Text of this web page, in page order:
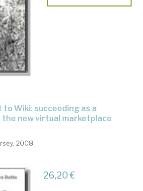
the new virtual marketplace
2008
26,20 €